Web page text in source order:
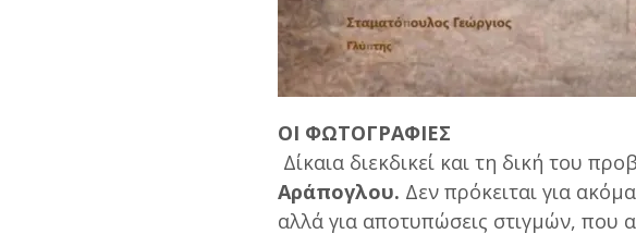
ΟΙ ΦΩΤΟΓΡΑΦΙΕΣ
Δίκαια διεκδικεί και τη δική του
Αράπογλου. Δεν πρόκειται για
αλλά για αποτυπώσεις στιγμών, που